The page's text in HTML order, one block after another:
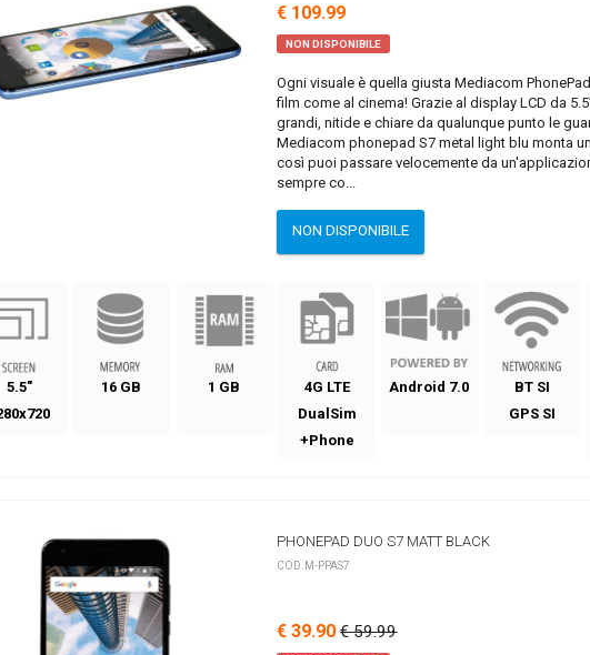
€ 109.99
NON DISPONIBILE
Ogni visuale è quella giusta Mediacom
film come al cinema! Grazie al display LCD da
grandi, nitide e chiare da qualunque punto le
Mediacom phonepad S7 metal light blu monta
così puoi passare velocemente da
sempre co...
NON DISPONIBILE
5.5"
16 GB 1 GB
4G LTE
DualSim
+Phone
Android 7.0
BT SI
GPS SI
PHONEPAD DUO S7 MATT BLACK
COD.M-PPAS7
€ 39.90 € 59.99